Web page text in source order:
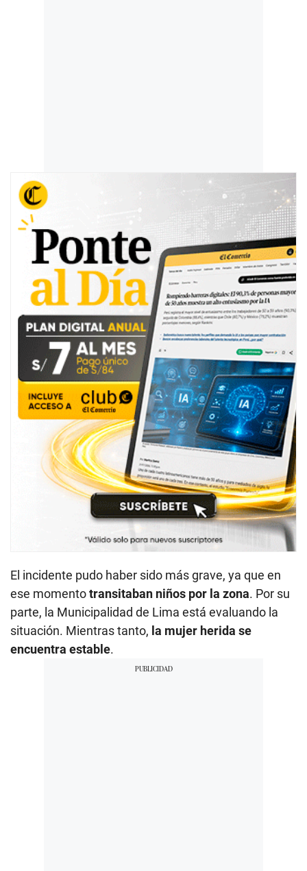
El incidente pudo haber sido más grave, ya que en
ese momentotransitaban niños por la zona. Por su
parte, la Municipalidad de Lima está evaluando la
situación. Mientras tanto, la mujer herida se
encuentra estable.